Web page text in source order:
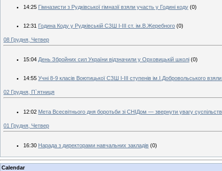
14:25 Гімназисти з Рудківської гімназії взяли участь у Годині коду (0)
12:31 Година Коду у Рудківській СЗШ І-ІІІ ст. ім.В.Жеребного (0)
08 Грудня, Четвер
15:04 День Збройних сил України відзначили у Орховицькій школі (0)
14:55 Учні 8-9 класів Воютицької СЗШ І-ІІІ ступенів ім.І.Добровольського
02 Грудня, П`ятниця
12:02 Мета Всесвітнього дня боротьби зі СНІДом — звернути увагу
01 Грудня, Четвер
16:30 Нарада з директорами навчальних закладів (0)
Calendar